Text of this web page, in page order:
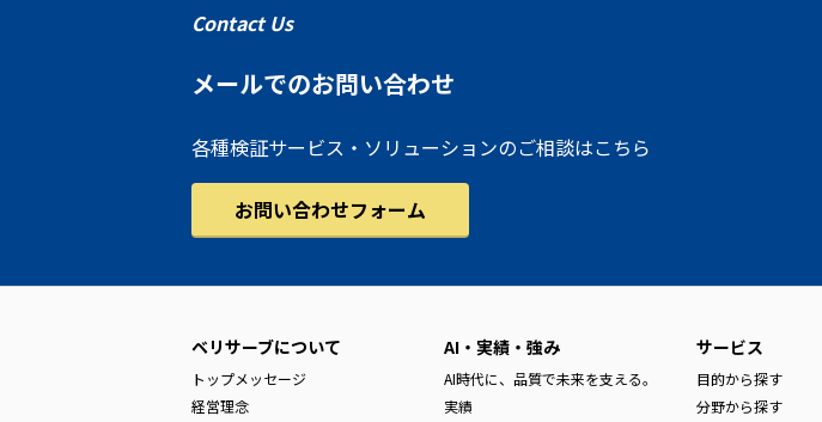
Contact Us
メールでのお問い合わせ
各種検証サービス・ソリューションのご相談はこちら
お問い合わせフォーム
ベリサーブについて
トップメッセージ
経営理念
AI・実績・強み
AI時代に、品質で未来を支える。
実績
サービス
目的から探す
分野から探す